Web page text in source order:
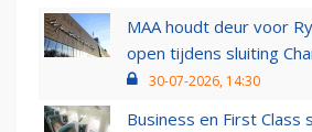
MAA houdt deur voor
open tijdens sluiting
30-07-2026, 14:30
Business en First Class